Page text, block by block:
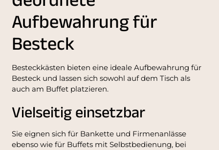
Aufbewahrung für
Besteck
Besteckkästen bieten eine ideale Aufbewahrung für
Besteck und lassen sich sowohl auf dem Tisch als
auch am Buffet platzieren.
Vielseitig einsetzbar
Sie eignen sich für Bankette und Firmenanlässe
ebenso wie für Buffets mit Selbstbedienung, bei